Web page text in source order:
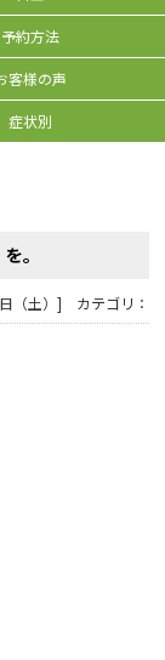
予約方法
客様の声
症状別
。
（土）] カテゴリ：